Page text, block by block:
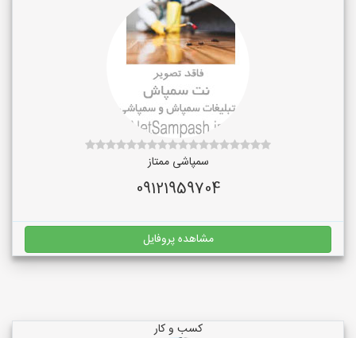
سمپاشی ممتاز
09121959704
مشاهده پروفایل
کسب و کار